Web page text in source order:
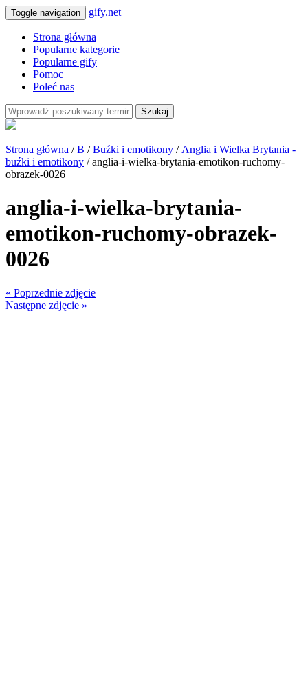
Toggle navigation gify.net
Strona główna
Popularne kategorie
Popularne gify
Pomoc
Poleć nas
Szukaj
Strona główna /B /Buźki i emotikony / Anglia i Wielka Brytania -
buźki i emotikony / anglia-i-wielka-brytania-emotikon-ruchomy-
obrazek-0026
anglia-i-wielka-brytania-
emotikon-ruchomy-obrazek-
0026
« Poprzednie zdjęcie
Następne zdjęcie »